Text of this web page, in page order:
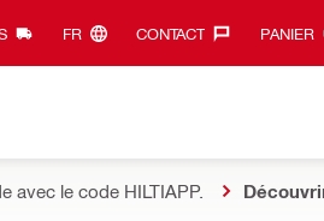
FR‎ CONTACT‎ PANIER
avec le code HILTIAPP.